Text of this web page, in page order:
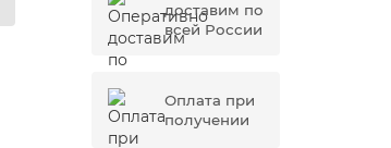
доставим по
всей России
Оплата при
получении